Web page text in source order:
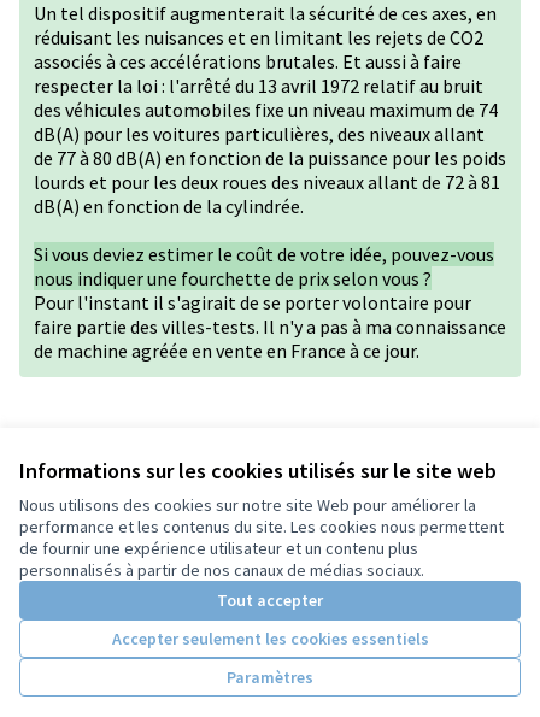
Informations sur les cookies utilisés sur le site web
Nous utilisons des cookies sur notre site Web pour améliorer la
performance et les contenus du site. Les cookies nous permettent
de fournir une expérience utilisateur et un contenu plus
personnalisés à partir de nos canaux de médias sociaux.
Tout accepter
Accepter seulement les cookies essentiels
Paramètres
Un tel dispositif augmenterait la sécurité de ces axes, en
réduisant les nuisances et en limitant les rejets de CO2
associés à ces accélérations brutales. Et aussi à faire
respecter la loi : l'arrêté du 13 avril 1972 relatif au bruit
des véhicules automobiles fixe un niveau maximum de 74
dB(A) pour les voitures particulières, des niveaux allant
de 77 à 80 dB(A) en fonction de la puissance pour les poids
lourds et pour les deux roues des niveaux allant de 72 à 81
dB(A) en fonction de la cylindrée.
Si vous deviez estimer le coût de votre idée, pouvez-vous
nous indiquer une fourchette de prix selon vous ?
Pour l'instant il s'agirait de se porter volontaire pour
faire partie des villes-tests. Il n'y a pas à ma connaissance
de machine agréée en vente en France à ce jour.
Version 1 de 1
Conditions d'utilisation
Paramètres des cookies
Site réalisé grâce aulogiciel libre Decidim .
Licence
(Lien